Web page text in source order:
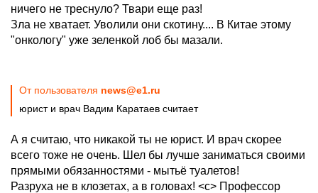
ничего не треснуло? Твари еще раз!
Зла не хватает. Уволили они скотину.... В Китае этому
"онкологу" уже зеленкой лоб бы мазали.
От пользователя news@e1.ru
юрист и врач Вадим Каратаев считает
А я считаю, что никакой ты не юрист. И врач скорее
всего тоже не очень. Шел бы лучше заниматься своими
прямыми обязанностями - мытьё туалетов!
Разруха не в клозетах, а в головах! <с> Профессор